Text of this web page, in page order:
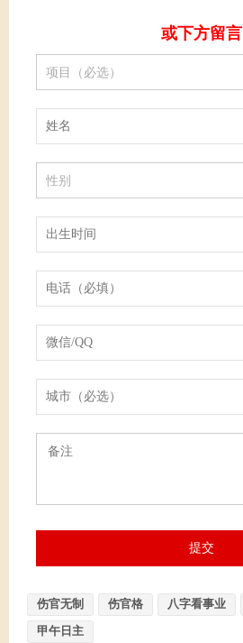
或下方留言
伤官无制 伤官格 八字看事业
甲午日主